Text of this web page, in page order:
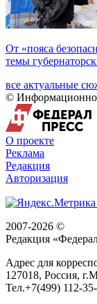
От «пояса
темы
все актуальные
©
О проекте
Реклама
Редакция
Авторизация
2007-2026 ©
Редакция «
Адрес для
127018, Россия, г.
Тел.+7(499) 112-